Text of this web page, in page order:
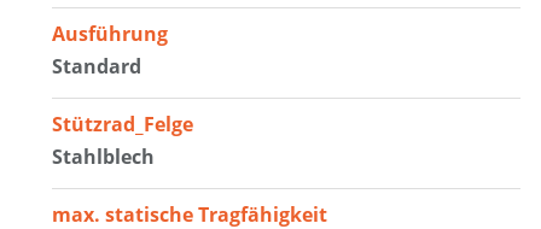
Ausführung
Standard
Stützrad_Felge
Stahlblech
max. statische Tragfähigkeit